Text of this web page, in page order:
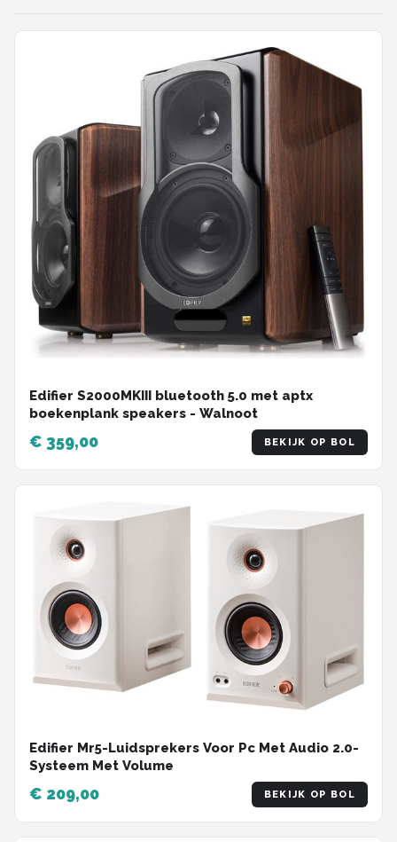
Edifier S2000MKIII bluetooth 5.0 met aptx
boekenplank speakers - Walnoot
€ 359,00 BEKIJK OP BOL
Edifier Mr5-Luidsprekers Voor Pc Met Audio 2.0-
Systeem Met Volume
€ 209,00 BEKIJK OP BOL